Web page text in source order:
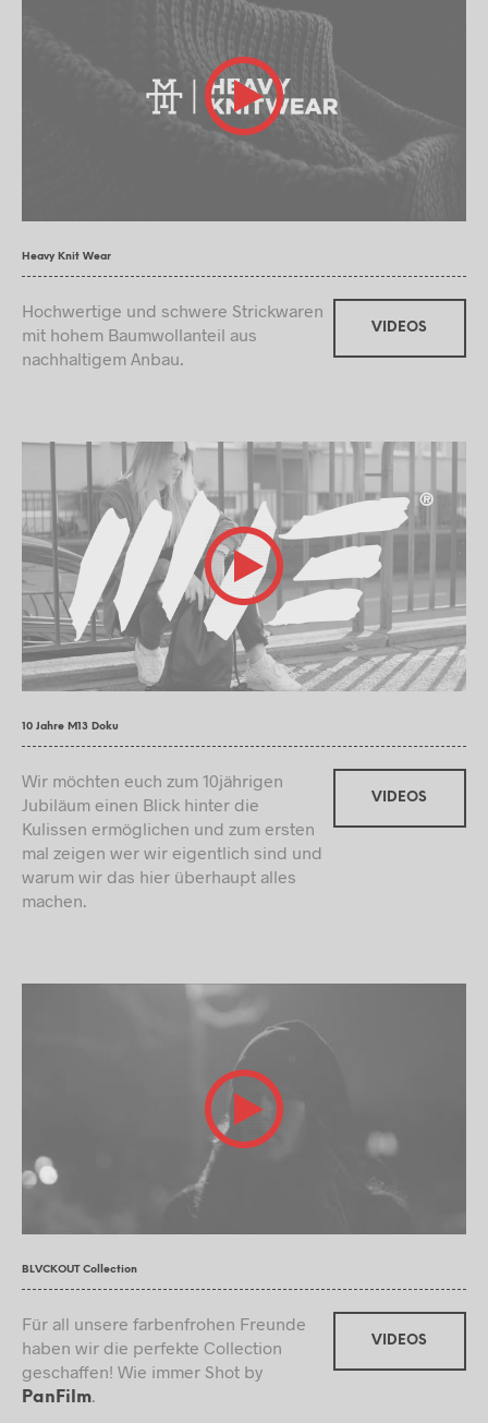
Heavy Knit Wear
Hochwertige und schwere Strickwaren
mit hohem Baumwollanteil aus
nachhaltigem Anbau.
VIDEOS
10 Jahre M13 Doku
Wir möchten euch zum 10jährigen
Jubiläum einen Blick hinter die
Kulissen ermöglichen und zum ersten
mal zeigen wer wir eigentlich sind und
warum wir das hier überhaupt alles
machen.
VIDEOS
BLVCKOUT Collection
Für all unsere farbenfrohen Freunde
haben wir die perfekte Collection
geschaffen! Wie immer Shot by
PanFilm
VIDEOS